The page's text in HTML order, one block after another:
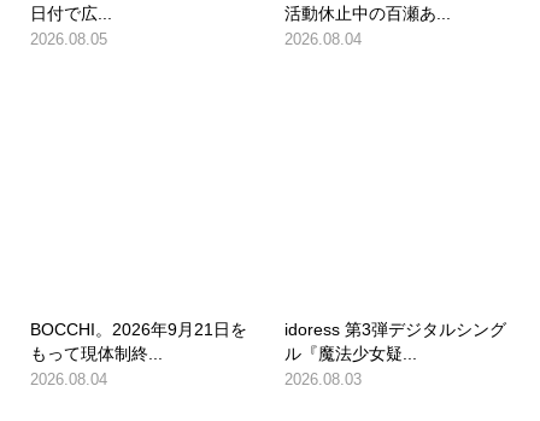
日付で広...
2026.08.05
活動休止中の百瀬あ...
2026.08.04
BOCCHI。2026年9月21日を
もって現体制終...
2026.08.04
idoress 第3弾デジタルシング
ル『魔法少女疑...
2026.08.03